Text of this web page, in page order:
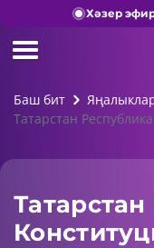
Хәзер
Баш бит
Татарстан